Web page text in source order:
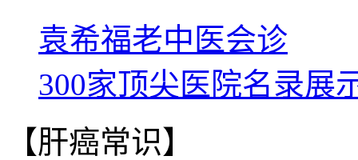
袁希福老中医会诊
300家顶尖医院名录展
【肝癌常识】